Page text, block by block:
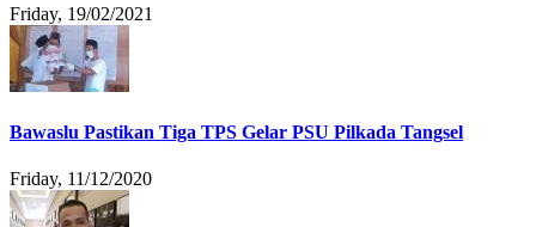
Friday, 19/02/2021
Bawaslu Pastikan Tiga TPS Gelar PSU Pilkada Tangsel
Friday, 11/12/2020